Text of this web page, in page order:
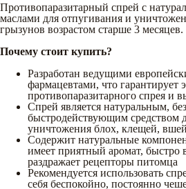
Противопаразитарный спрей с
маслами для отпугивания и
грызунов возрастом старше 3 месяцев.
Почему стоит купить?
Разработан ведущими
фармацевтами, что гарантирует
противопаразитарного спрея и
Спрей является натуральным,
быстродействующим средством
уничтожения блох, клещей,
Содержит натуральные
имеет приятный аромат, быстро
раздражает рецепторы питомца
Рекомендуется использовать
себя беспокойно, постоянно